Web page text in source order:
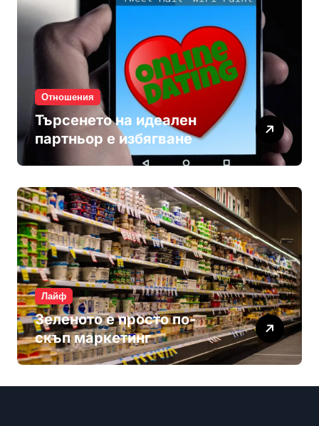
Отношения
Търсенето на идеален
партньор е избягване
Лайф
Зеленото е просто по-
скъп маркетинг